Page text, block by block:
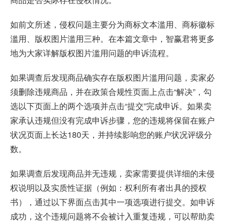
如前文所述，侵权问题主要分为商标文本滥用、商标徽标
滥用、版权图片滥用三种。在本篇文章中，智赢君将更多
地为大家详解版权图片滥用问题的申诉流程。
如果调查后发现商品确实存在版权图片滥用问题，卖家必
须删除违规商品，并在政策合规性页面上点击“解决”，勾
选以下页面上的两个选项并点击“提交”完成申诉。如果卖
家承认违规但没有完成申诉步骤，您的违规将保留在账户
状况页面上长达180天，并持续影响您的账户状况评级分
数。
如果调查后发现商品并无违规，卖家需要提供详细的未侵
权说明以及实质性证据（例如：权利所有者出具的授权
书），通过以下界面点击其中一项选项进行提交。如申诉
成功，这个违规问题将不会被计入重复违规，可以帮助卖